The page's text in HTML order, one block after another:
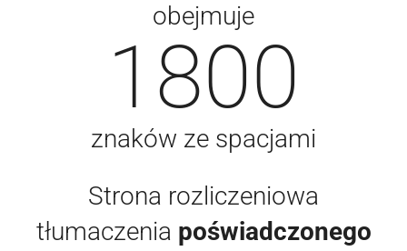
obejmuje
1800
znaków ze spacjami
Strona rozliczeniowa
tłumaczenia poświadczonego